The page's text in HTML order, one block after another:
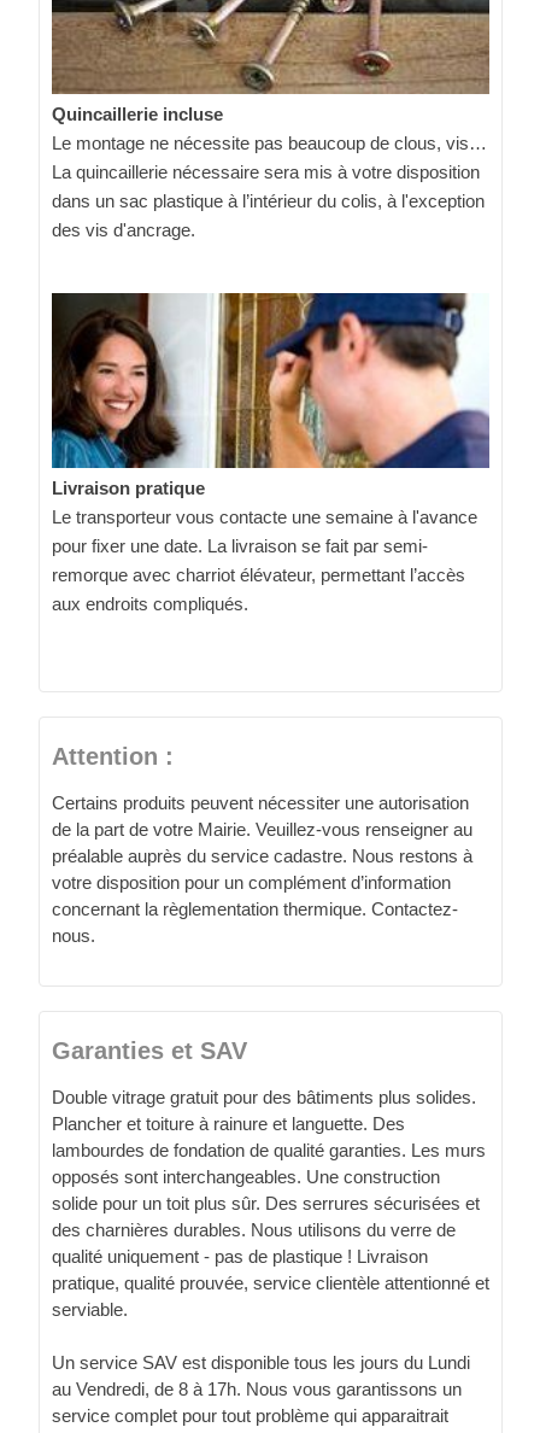
Quincaillerie incluse
Le montage ne nécessite pas beaucoup de clous, vis…
La quincaillerie nécessaire sera mis à votre disposition
dans un sac plastique à l’intérieur du colis, à l'exception
des vis d'ancrage.
Livraison pratique
Le transporteur vous contacte une semaine à l'avance
pour fixer une date. La livraison se fait par semi-
remorque avec charriot élévateur, permettant l’accès
aux endroits compliqués.
Attention :
Certains produits peuvent nécessiter une autorisation
de la part de votre Mairie. Veuillez-vous renseigner au
préalable auprès du service cadastre. Nous restons à
votre disposition pour un complément d’information
concernant la règlementation thermique. Contactez-
nous.
Garanties et SAV
Double vitrage gratuit pour des bâtiments plus solides.
Plancher et toiture à rainure et languette. Des
lambourdes de fondation de qualité garanties. Les murs
opposés sont interchangeables. Une construction
solide pour un toit plus sûr. Des serrures sécurisées et
des charnières durables. Nous utilisons du verre de
qualité uniquement - pas de plastique ! Livraison
pratique, qualité prouvée, service clientèle attentionné et
serviable.
Un service SAV est disponible tous les jours du Lundi
au Vendredi, de 8 à 17h. Nous vous garantissons un
service complet pour tout problème qui apparaitrait